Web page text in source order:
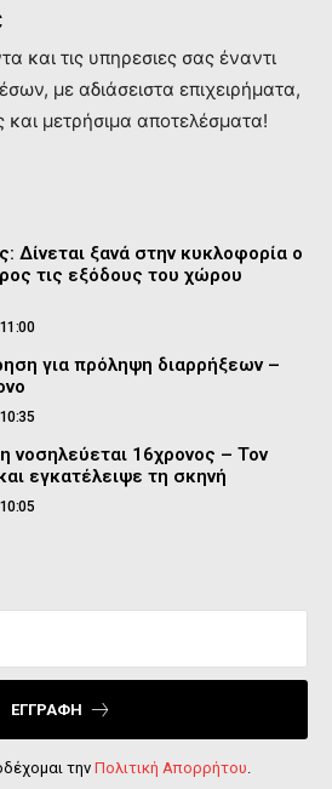
και τις υπηρεσιες σας έναντι
με αδιάσειστα επιχειρήματα,
και μετρήσιμα αποτελέσματα!
Δίνεται ξανά στην κυκλοφορία ο
τις εξόδους του χώρου
για πρόληψη διαρρήξεων –
νοσηλεύεται 16χρονος – Τον
εγκατέλειψε τη σκηνή
ΕΓΓΡΑΦΉ
την Πολιτική Απορρήτου